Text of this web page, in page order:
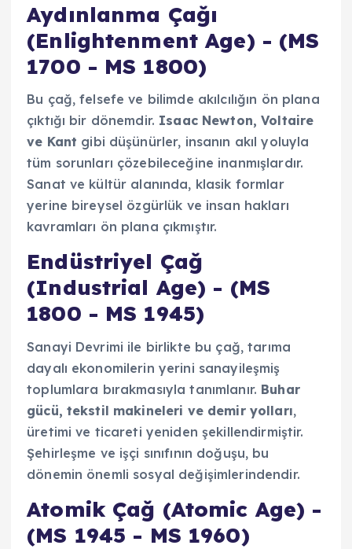
Aydınlanma Çağı
(Enlightenment Age) - (MS
1700 - MS 1800)
Bu çağ, felsefe ve bilimde akılcılığın ön plana
çıktığı bir dönemdir. Isaac Newton, Voltaire
ve Kant gibi düşünürler, insanın akıl yoluyla
tüm sorunları çözebileceğine inanmışlardır.
Sanat ve kültür alanında, klasik formlar
yerine bireysel özgürlük ve insan hakları
kavramları ön plana çıkmıştır.
Endüstriyel Çağ
(Industrial Age) - (MS
1800 - MS 1945)
Sanayi Devrimi ile birlikte bu çağ, tarıma
dayalı ekonomilerin yerini sanayileşmiş
toplumlara bırakmasıyla tanımlanır. Buhar
gücü, tekstil makineleri ve demir yolları,
üretimi ve ticareti yeniden şekillendirmiştir.
Şehirleşme ve işçi sınıfının doğuşu, bu
dönemin önemli sosyal değişimlerindendir.
Atomik Çağ (Atomic Age) -
(MS 1945 - MS 1960)